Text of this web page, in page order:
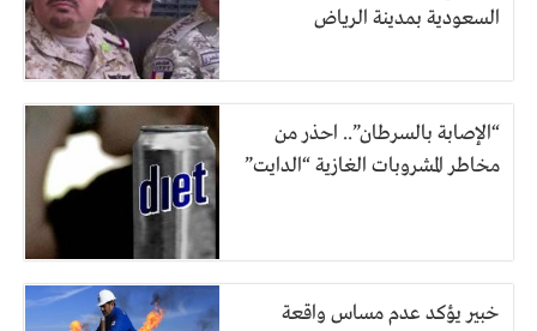
السعودية بمدينة الرياض
“الإصابة بالسرطان”.. احذر من
مخاطر المشروبات الغازية “الدايت”
خبير يؤكد عدم مساس واقعة